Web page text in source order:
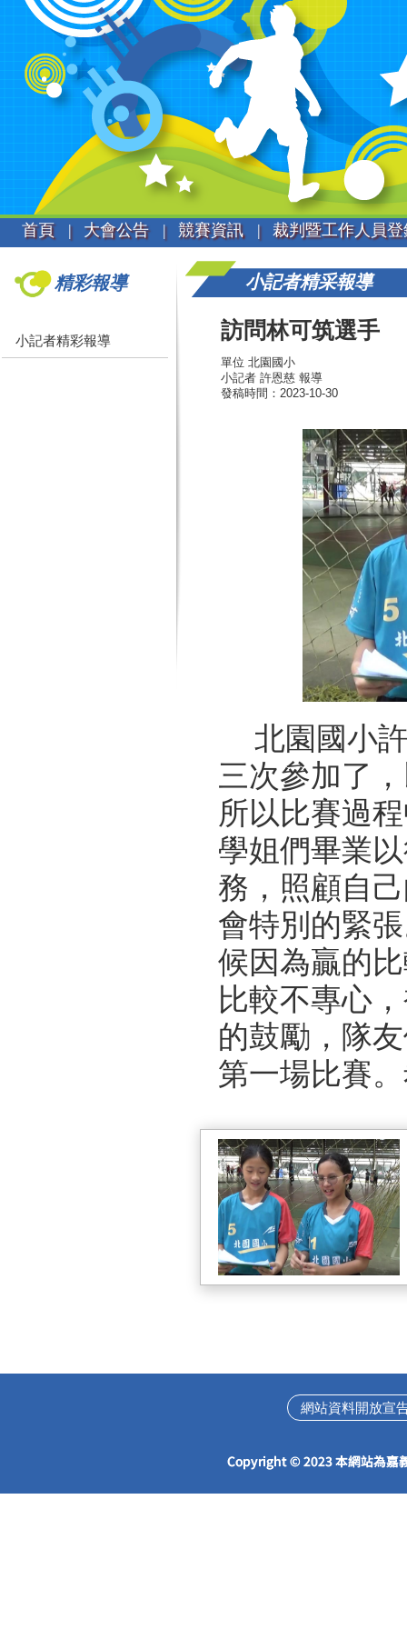
首頁 | 大會公告 | 競賽資訊 | 裁判暨工作人員
精彩報導
小記者精彩報導
小記者精采報導
訪問林可筑選手
單位 北園國小
小記者 許恩慈 報導
發稿時間：2023-10-30
北園國小
三次參加了
所以比賽過
學姐們畢業
務，照顧自
會特別的緊
候因為贏的
比較不專心
的鼓勵，隊
第一場比賽
網站資料開放宣